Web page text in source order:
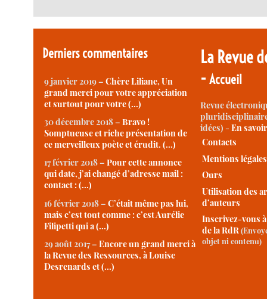
Derniers commentaires
9 janvier 2019 –Chère Liliane, Un
grand merci pour votre appréciation
et surtout pour votre (…)
30 décembre 2018 –Bravo !
Somptueuse et riche présentation de
ce merveilleux poète et érudit. (…)
17 février 2018 –Pour cette annonce
qui date, j’ai changé d’adresse mail :
contact : (…)
16 février 2018 –C’était même pas lui,
mais c’est tout comme : c’est Aurélie
Filipetti qui a (…)
29 août 2017 –Encore un grand merci à
la Revue des Ressources, à Louise
Desrenards et (…)
La Revue
-Accueil
Revue
idées) -En
Contacts
Mentions légales
Ours
Utilisation des
d’auteurs
Inscrivez-vous
de la RdR
objet ni contenu)